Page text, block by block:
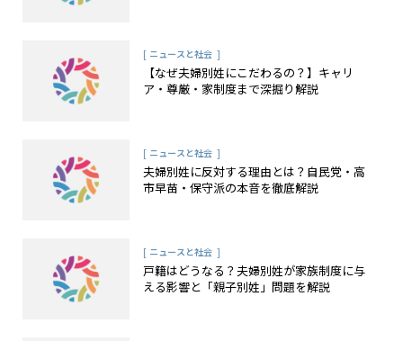
[ ニュースと社会 ]
【なぜ夫婦別姓にこだわるの？】キャリ
ア・尊厳・家制度まで深掘り解説
[ ニュースと社会 ]
夫婦別姓に反対する理由とは？自民党・高
市早苗・保守派の本音を徹底解説
[ ニュースと社会 ]
戸籍はどうなる？夫婦別姓が家族制度に与
える影響と「親子別姓」問題を解説